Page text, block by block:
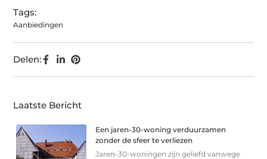
Tags:
Aanbiedingen
Delen:
Laatste Bericht
Een jaren-30-woning verduurzamen
zonder de sfeer te verliezen
Jaren-30-woningen zijn geliefd vanwege